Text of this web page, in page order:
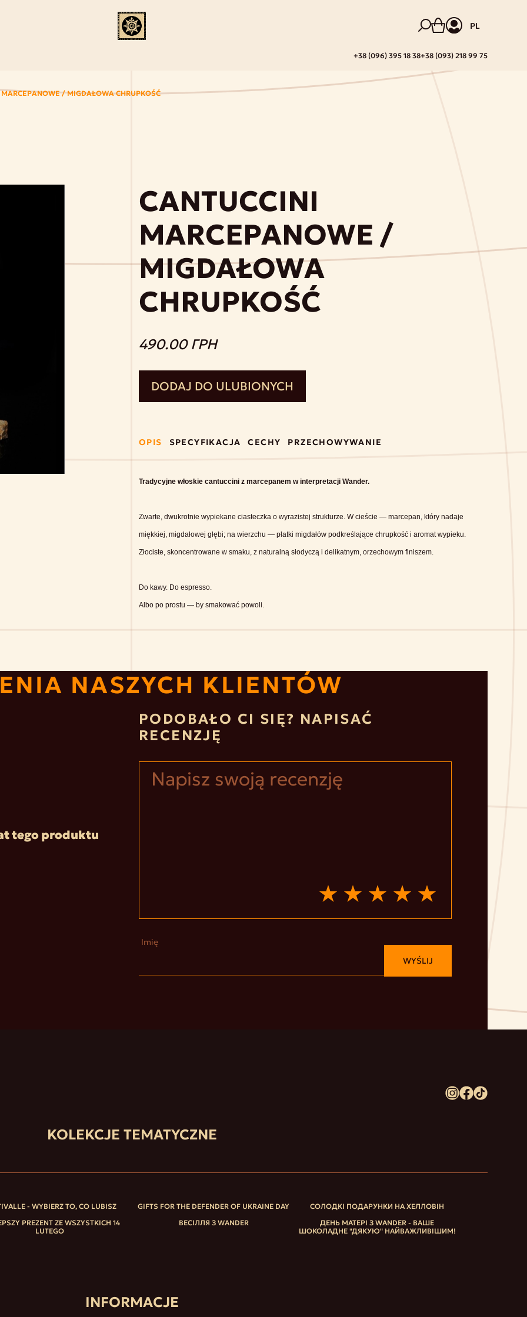
PL
+38 (096) 395 18 38+38 (093) 218 99 75
/ MIGDAŁOWA CHRUPKOŚĆ
CANTUCCINI
MARCEPANOWE /
MIGDAŁOWA
CHRUPKOŚĆ
490.00 ГРН
DODAJ DO ULUBIONYCH
OPIS SPECYFIKACJA CECHY PRZECHOWYWANIE
Tradycyjne włoskie cantuccini z marcepanem w interpretacji Wander.
Zwarte, dwukrotnie wypiekane ciasteczka o wyrazistej strukturze. W cieście — marcepan, który nadaje
miękkiej, migdałowej głębi; na wierzchu — płatki migdałów podkreślające chrupkość i aromat wypieku.
Złociste, skoncentrowane w smaku, z naturalną słodyczą i delikatnym, orzechowym finiszem.
Do kawy. Do espresso.
Albo po prostu — by smakować powoli.
NASZYCH KLIENTÓW
tego produktu
PODOBAŁO CI SIĘ? NAPISAĆ
RECENZJĘ
Imię
WYŚLIJ
KOLEKCJE TEMATYCZNE
- WYBIERZ TO, CO LUBISZ GIFTS FOR THE DEFENDER OF UKRAINE DAY
СОЛОДКІ ПОДАРУНКИ НА ХЕЛЛОВІН
PREZENT ZE WSZYSTKICH 14
LUTEGO
ВЕСІЛЛЯ З WANDER
ДЕНЬ МАТЕРІ З WANDER - ВАШЕ
ШОКОЛАДНЕ "ДЯКУЮ" НАЙВАЖЛИВІШИМ!
INFORMACJE